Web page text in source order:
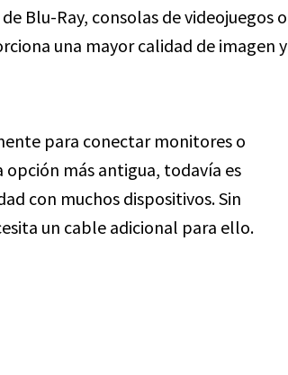
Blu-Ray, consolas de videojuegos o
una mayor calidad de imagen y
para conectar monitores o
opción más antigua, todavía es
con muchos dispositivos. Sin
un cable adicional para ello.